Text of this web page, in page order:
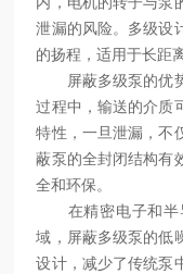
泄漏的风险。多级设
的扬程，适用于长距
屏蔽多级泵的优势
过程中，输送的介质
特性，一旦泄漏，不
蔽泵的全封闭结构有
全和环保。
在精密电子和半
域，屏蔽多级泵的低
设计，减少了传统泵